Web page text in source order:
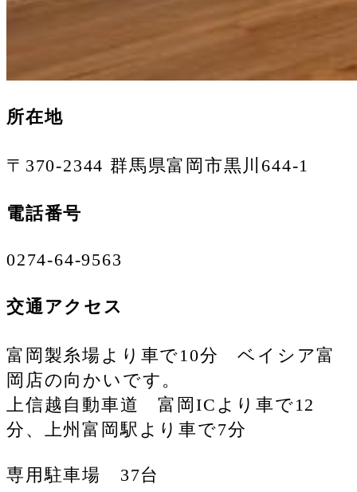
所在地
〒370-2344 群馬県富岡市黒川644-1
電話番号
0274-64-9563
交通アクセス
富岡製糸場より車で10分 ベイシア富
岡店の向かいです。
上信越自動車道 富岡ICより車で12
分、上州富岡駅より車で7分
専用駐車場 37台